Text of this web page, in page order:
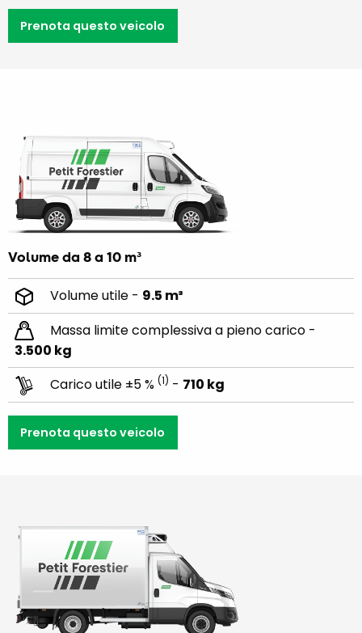
Prenota questo veicolo
Volume da 8 a 10 m³
Volume utile - 9.5 m³
Massa limite complessiva a pieno carico -
3.500 kg
Carico utile ±5 % (1) - 710 kg
Prenota questo veicolo